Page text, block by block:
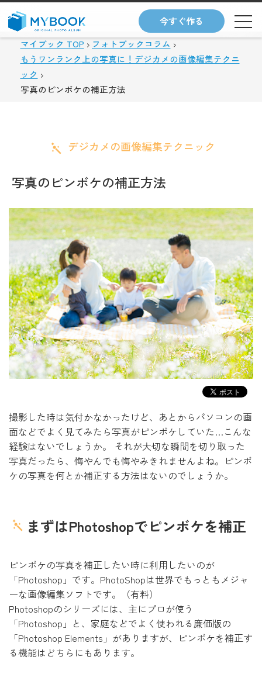
今すぐ作る
マイブック TOP
フォトブックコラム
もうワンランク上の写真に！デジカメの画像編集テクニ
ック
写真のピンボケの補正方法
デジカメの画像編集テクニック
写真のピンボケの補正方法
撮影した時は気付かなかったけど、あとからパソコンの画
面などでよく見てみたら写真がピンボケしていた…こんな
経験はないでしょうか。
それが大切な瞬間を切り取った
写真だったら、悔やんでも悔やみきれませんよね。 ピンボ
ケの写真を何とか補正する方法はないのでしょうか。
まずはPhotoshopでピンボケを補正
ピンボケの写真を補正したい時に利用したいのが
「Photoshop」です。PhotoShopは世界でもっともメジャ
ーな画像編集ソフトです。（有料）
Photoshopのシリーズには、主にプロが使う
「Photoshop」と、家庭などでよく使われる廉価版の
「Photoshop Elements」がありますが、ピンボケを補正す
る機能はどちらにもあります。